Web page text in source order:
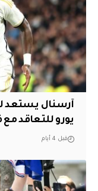
يورو للتعاقد
قبل 4 أيام